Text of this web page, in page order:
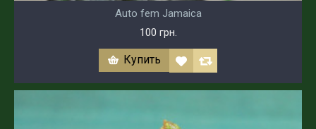
Auto fem Jamaica
100 грн.
Купить